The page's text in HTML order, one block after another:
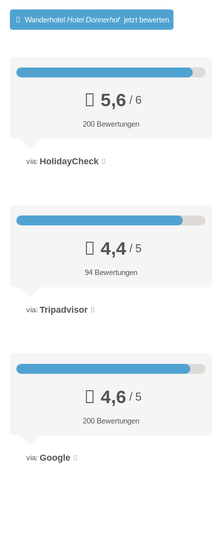
Wanderhotel Hotel Donnerhof jetzt bewerten
5,6 / 6
200 Bewertungen
via: HolidayCheck
4,4/ 5
94 Bewertungen
via: Tripadvisor
4,6 / 5
200 Bewertungen
via: Google